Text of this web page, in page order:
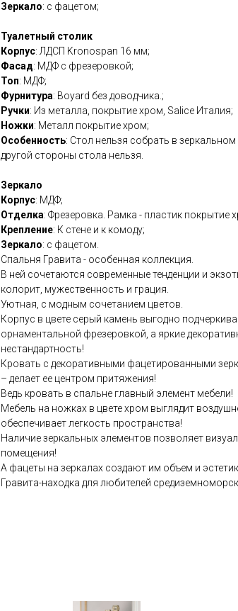
Зеркало: с фацетом;
Туалетный столик
Корпус: ЛДСП Kronospan 16 мм;
Фасад: МДФ с фрезеровкой;
Топ: МДФ;
Фурнитура: Boyard без доводчика.;
Ручки: Из металла, покрытие хром, Salice Италия;
Ножки: Металл покрытие хром;
Особенность: Стол нельзя собрать в
другой стороны стола нельзя.
Зеркало
Корпус: МДФ;
Отделка: Фрезеровка. Рамка - пластик покрытие
Крепление: К стене и к комоду;
Зеркало: с фацетом.
Спальня Гравита - особенная коллекция.
В ней сочетаются современные тенденции и
колорит, мужественность и грация.
Уютная, с модным сочетанием цветов.
Корпус в цвете серый камень выгодно
орнаментальной фрезеровкой, а яркие
нестандартность!
Кровать с декоративными фацетированными
– делает ее центром притяжения!
Ведь кровать в спальне главный элемент мебели!
Мебель на ножках в цвете хром выглядит
обеспечивает легкость пространства!
Наличие зеркальных элементов позволяет
помещения!
А фацеты на зеркалах создают им объем и
Гравита-находка для любителей